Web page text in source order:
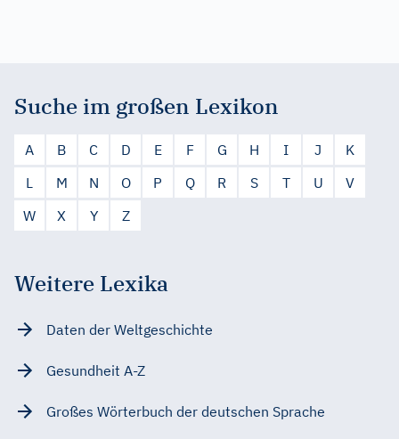
Suche im großen Lexikon
A B C D E F G H I J
K
L
M N O P Q R S T U
V
W
X Y Z
Weitere Lexika
Daten der Weltgeschichte
Gesundheit A-Z
Großes Wörterbuch der deutschen Sprache